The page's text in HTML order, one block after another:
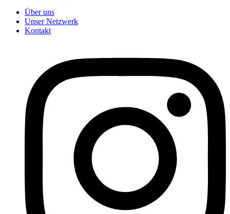
Über uns
Unser Netzwerk
Kontakt